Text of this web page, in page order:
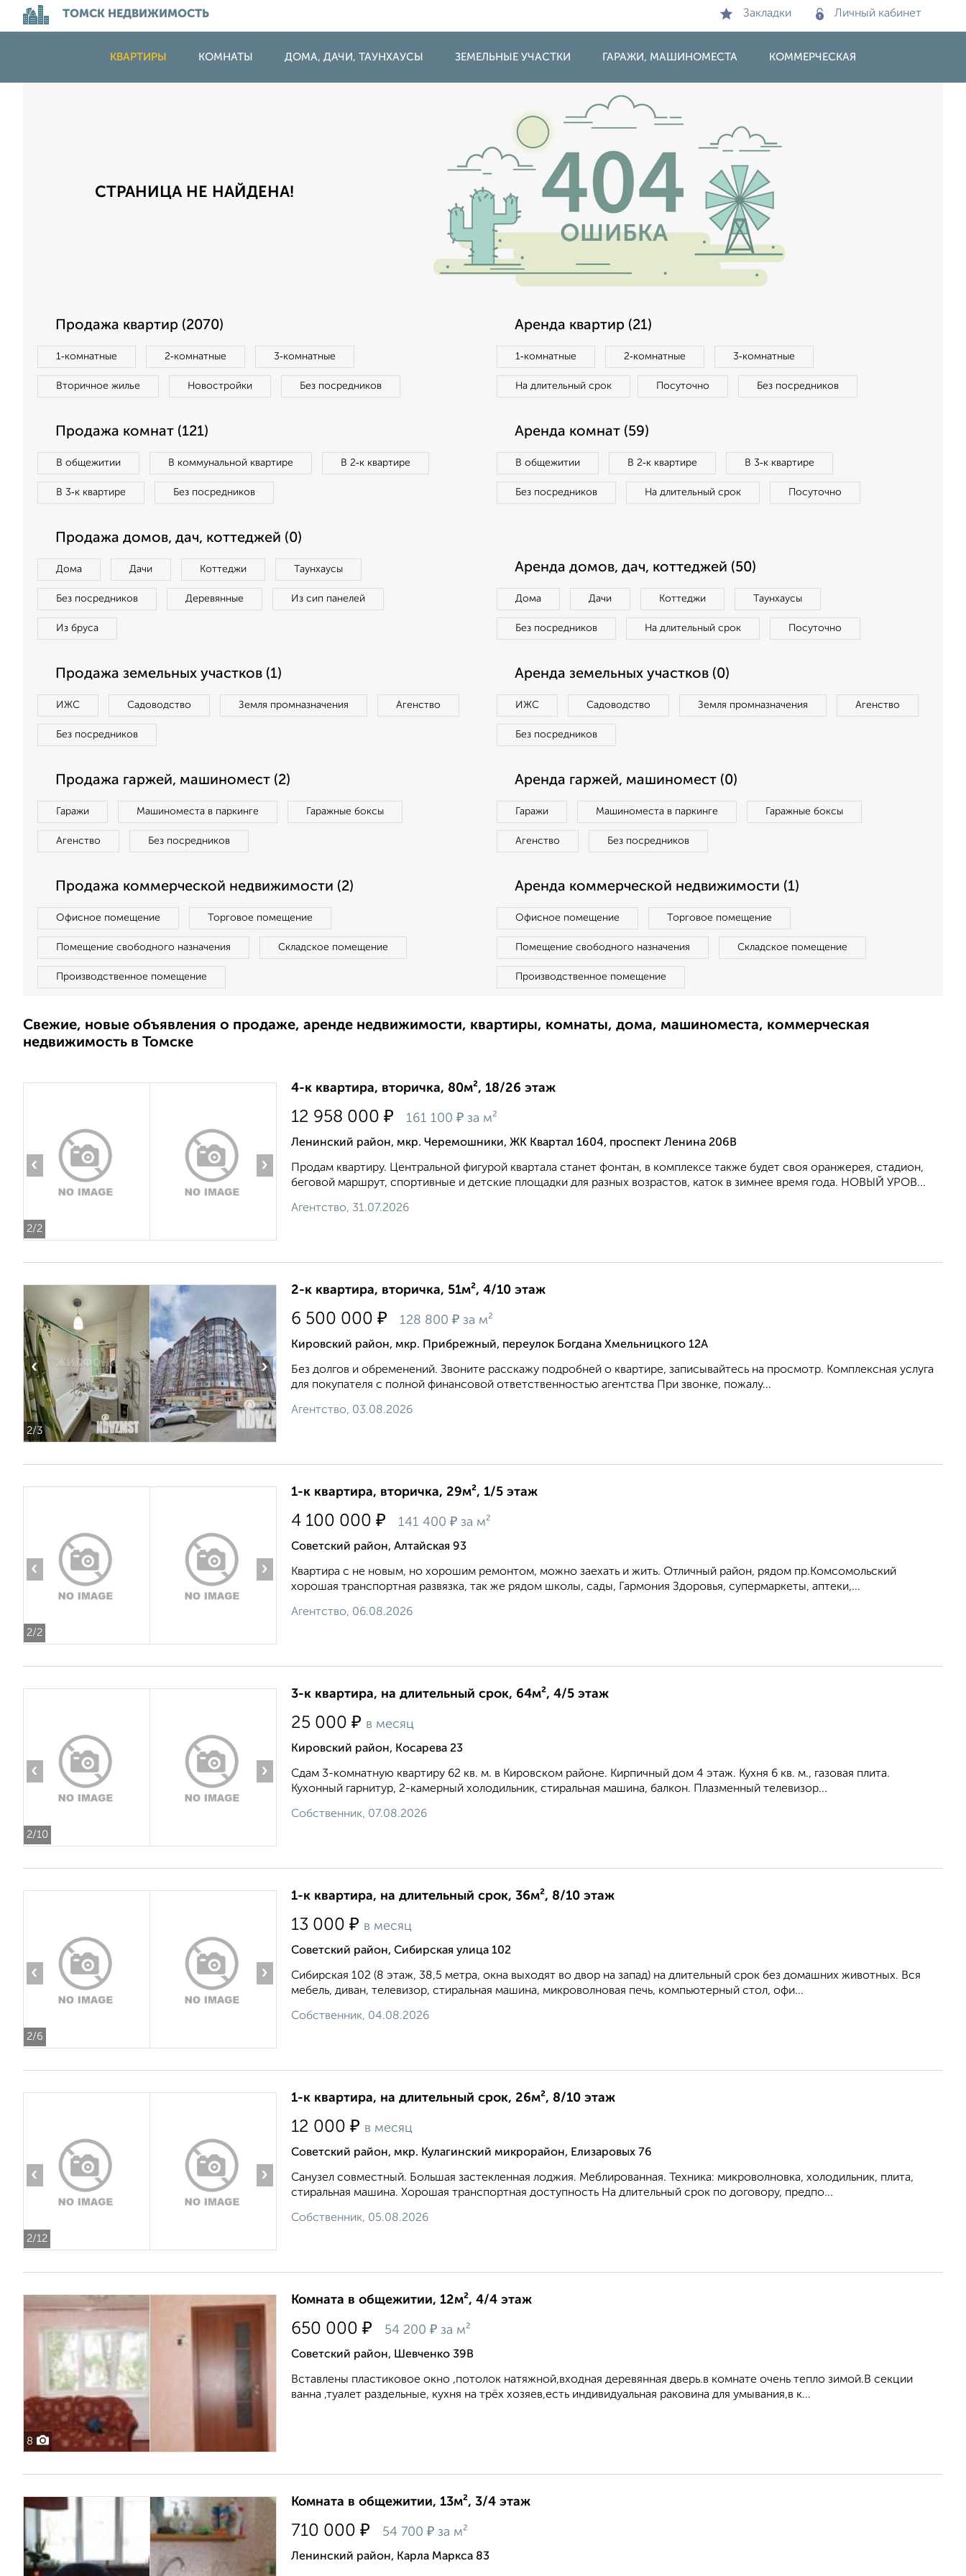
ТОМСК НЕДВИЖИМОСТЬ Закладки Личный кабинет
КВАРТИРЫ КОМНАТЫ ДОМА, ДАЧИ, ТАУНХАУСЫ ЗЕМЕЛЬНЫЕ УЧАСТКИ ГАРАЖИ, МАШИНОМЕСТА КОММЕРЧЕСКАЯ
СТРАНИЦА НЕ НАЙДЕНА!
Продажа квартир (2070)
1‑комнатные 2‑комнатные 3‑комнатные
Вторичное жилье Новостройки Без посредников
Аренда квартир (21)
1‑комнатные 2‑комнатные 3‑комнатные
На длительный срок Посуточно Без посредников
Продажа комнат (121)
В общежитии В коммунальной квартире В 2‑к квартире
В 3‑к квартире Без посредников
Аренда комнат (59)
В общежитии В 2‑к квартире В 3‑к квартире
Без посредников На длительный срок Посуточно
Продажа домов, дач, коттеджей (0)
Дома Дачи Коттеджи Таунхаусы
Без посредников Деревянные Из сип панелей
Из бруса
Аренда домов, дач, коттеджей (50)
Дома Дачи Коттеджи Таунхаусы
Без посредников На длительный срок Посуточно
Продажа земельных участков (1)
ИЖС Садоводство Земля промназначения Агенство
Без посредников
Аренда земельных участков (0)
ИЖС Садоводство Земля промназначения Агенство
Без посредников
Продажа гаржей, машиномест (2)
Гаражи Машиноместа в паркинге Гаражные боксы
Агенство Без посредников
Аренда гаржей, машиномест (0)
Гаражи Машиноместа в паркинге Гаражные боксы
Агенство Без посредников
Продажа коммерческой недвижимости (2)
Офисное помещение Торговое помещение
Помещение свободного назначения Складское помещение
Производственное помещение
Аренда коммерческой недвижимости (1)
Офисное помещение Торговое помещение
Помещение свободного назначения Складское помещение
Производственное помещение
Свежие, новые объявления о продаже, аренде недвижимости, квартиры, комнаты, дома, машиноместа, коммерческая
недвижимость в Томске
2/2
‹ ›
4-к квартира, вторичка, 80м², 18/26 этаж
12 958 000 ₽ 161 100 ₽ за м²
Ленинский район, мкр. Черемошники, ЖК Квартал 1604, проспект Ленина 206В
Продам квартиру. Центральной фигурой квартала станет фонтан, в комплексе также будет своя оранжерея, стадион,
беговой маршрут, спортивные и детские площадки для разных возрастов, каток в зимнее время года. НОВЫЙ УРОВ...
Агентство, 31.07.2026
2/3
‹ ›
2-к квартира, вторичка, 51м², 4/10 этаж
6 500 000 ₽ 128 800 ₽ за м²
Кировский район, мкр. Прибрежный, переулок Богдана Хмельницкого 12А
Без долгов и обременений. Звоните расскажу подробней о квартире, записывайтесь на просмотр. Комплексная услуга
для покупателя с полной финансовой ответственностью агентства При звонке, пожалу...
Агентство, 03.08.2026
2/2
‹ ›
1-к квартира, вторичка, 29м², 1/5 этаж
4 100 000 ₽ 141 400 ₽ за м²
Советский район, Алтайская 93
Квартира с не новым, но хорошим ремонтом, можно заехать и жить. Отличный район, рядом пр.Комсомольский
хорошая транспортная развязка, так же рядом школы, сады, Гармония Здоровья, супермаркеты, аптеки,...
Агентство, 06.08.2026
2/10
‹ ›
3-к квартира, на длительный срок, 64м², 4/5 этаж
25 000 ₽ в месяц
Кировский район, Косарева 23
Сдам 3-комнатную квартиру 62 кв. м. в Кировском районе. Кирпичный дом 4 этаж. Кухня 6 кв. м., газовая плита.
Кухонный гарнитур, 2-камерный холодильник, стиральная машина, балкон. Плазменный телевизор...
Собственник, 07.08.2026
2/6
‹ ›
1-к квартира, на длительный срок, 36м², 8/10 этаж
13 000 ₽ в месяц
Советский район, Сибирская улица 102
Сибирская 102 (8 этаж, 38,5 метра, окна выходят во двор на запад) на длительный срок без домашних животных. Вся
мебель, диван, телевизор, стиральная машина, микроволновая печь, компьютерный стол, офи...
Собственник, 04.08.2026
2/12
‹ ›
1-к квартира, на длительный срок, 26м², 8/10 этаж
12 000 ₽ в месяц
Советский район, мкр. Кулагинский микрорайон, Елизаровых 76
Санузел совместный. Большая застекленная лоджия. Меблированная. Техника: микроволновка, холодильник, плита,
стиральная машина. Хорошая транспортная доступность На длительный срок по договору, предпо...
Собственник, 05.08.2026
8
Комната в общежитии, 12м², 4/4 этаж
650 000 ₽ 54 200 ₽ за м²
Советский район, Шевченко 39В
Вставлены пластиковое окно ,потолок натяжной,входная деревянная дверь.в комнате очень тепло зимой.В секции
ванна ,туалет раздельные, кухня на трёх хозяев,есть индивидуальная раковина для умывания,в к...
Комната в общежитии, 13м², 3/4 этаж
710 000 ₽ 54 700 ₽ за м²
Ленинский район, Карла Маркса 83